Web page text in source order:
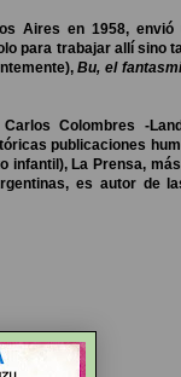
Aires en 1958, envió
para trabajar allí sino
Bu, el
Colombres -
publicaciones
infantil), La Prensa,
es autor de